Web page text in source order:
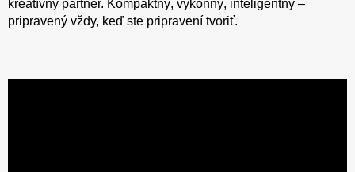
kreatívny partner. Kompaktný, výkonný, inteligentný –
pripravený vždy, keď ste pripravení tvoriť.